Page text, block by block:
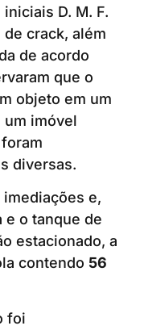
D. M. F.
crack, além
de acordo
que o
objeto em um
um imóvel
diversas.
e,
e o tanque de
estacionado, a
contendo 56
foi